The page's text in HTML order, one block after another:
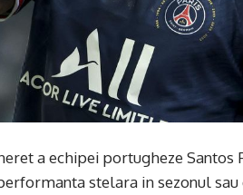
a echipei portugheze Santos
stelara in sezonul